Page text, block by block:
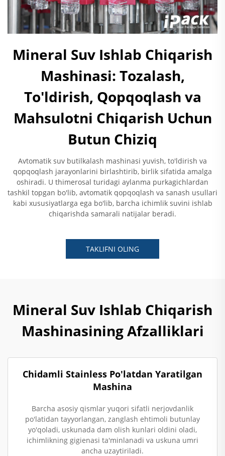
Mineral Suv Ishlab Chiqarish
Mashinasi: Tozalash,
To'ldirish, Qopqoqlash va
Mahsulotni Chiqarish Uchun
Butun Chiziq
Avtomatik suv butilkalash mashinasi yuvish, to'ldirish va
qopqoqlash jarayonlarini birlashtirib, birlik sifatida amalga
oshiradi. U thimerosal turidagi aylanma purkagichlardan
tashkil topgan bo'lib, avtomatik qopqoqlash va sanash usullari
kabi xususiyatlarga ega bo'lib, barcha ichimlik suvini ishlab
chiqarishda samarali natijalar beradi.
TAKLIFNI OLING
Mineral Suv Ishlab Chiqarish
Mashinasining Afzalliklari
Chidamli Stainless Po'latdan Yaratilgan
Mashina
Barcha asosiy qismlar yuqori sifatli nerjovdanlik
po'latidan tayyorlangan, zanglash ehtimoli butunlay
yo'qoladi, uskunada dam olish kunlari oldini oladi,
ichimlikning gigienasi ta'minlanadi va uskuna umri
ancha uzaytiriladi.